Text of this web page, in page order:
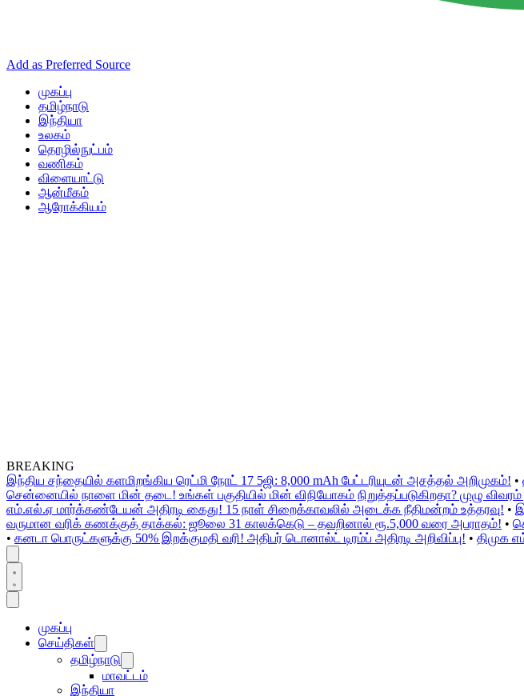
Add as Preferred Source
முகப்பு
தமிழ்நாடு
இந்தியா
உலகம்
தொழில்நுட்பம்
வணிகம்
விளையாட்டு
ஆன்மீகம்
ஆரோக்கியம்
BREAKING
இந்திய சந்தையில் களமிறங்கிய ரெட்மி நோட் 17 5ஜி: 8,000 mAh பேட்டரியுடன் அசத்தல் அறிமுகம்! •
சென்னையில் நாளை மின் தடை! உங்கள் பகுதியில் மின் விநியோகம் நிறுத்தப்படுகிறதா? முழு
எம்.எல்.ஏ மார்க்கண்டேயன் அதிரடி கைது! 15 நாள் சிறைக்காவலில் அடைக்க நீதிமன்றம் உத்தரவு! •
வருமான வரிக் கணக்குத் தாக்கல்: ஜூலை 31 காலக்கெடு – தவறினால் ரூ.5,000 வரை அபராதம்! •
• கனடா பொருட்களுக்கு 50% இறக்குமதி வரி! அதிபர் டொனால்ட் டிரம்ப் அதிரடி அறிவிப்பு! • திமுக
முகப்பு
செய்திகள்
தமிழ்நாடு
மாவட்டம்
இந்தியா